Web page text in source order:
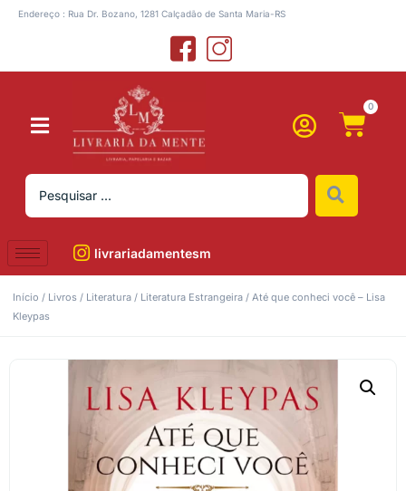
Endereço : Rua Dr. Bozano, 1281 Calçadão de Santa Maria-RS
0
livrariadamentesm
Início / Livros / Literatura / Literatura Estrangeira / Até que conheci você – Lisa
Kleypas